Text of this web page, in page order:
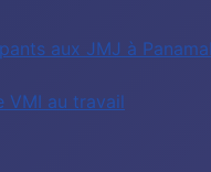
aux JMJ à
VMI au travail